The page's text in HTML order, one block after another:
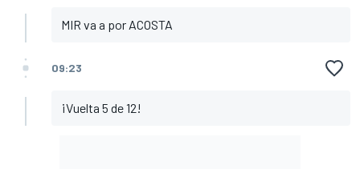
MIR va a por ACOSTA
09:23
¡Vuelta 5 de 12!